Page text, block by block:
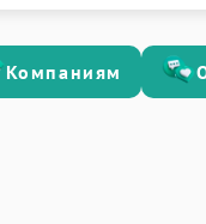
Компаниям